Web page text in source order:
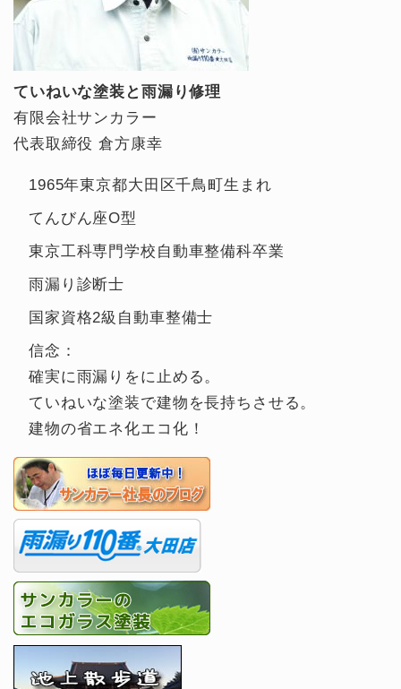
ていねいな塗装と雨漏り修理
有限会社サンカラー
代表取締役 倉方康幸
1965年東京都大田区千鳥町生まれ
てんびん座O型
東京工科専門学校自動車整備科卒業
雨漏り診断士
国家資格2級自動車整備士
信念：
確実に雨漏りをに止める。
ていねいな塗装で建物を長持ちさせる。
建物の省エネ化エコ化！